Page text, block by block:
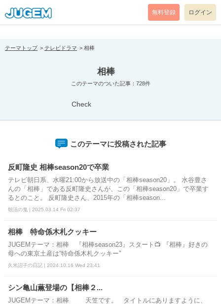
[pear_error: message="Success" code=0 mode=return level=notice
prefix="" info=""]DB Error: no database selected
無料登録 ログイン
テーマトップ テレビドラマ 相棒
相棒
このテーマのついた記事：728件
Check
このテーマに投稿された記事
反町隆史 相棒season20で卒業
テレビ朝日系、水曜21:00から放送中の「相棒season20」。 水谷豊さ
んの「相棒」である反町隆史さんが、この「相棒season20」で卒業す
るとのこと。 反町隆史さん、2015年の「相棒season...
朝活の鬼 | 2025.03.14 Fri 02:37
相棒 特命係木札クッキー
JUGEMテーマ：相棒 『相棒season23』スタート📺 『相棒』好きの
母への東京土産は“特命係木札クッキー”
久米詔子の日記 | 2024.10.16 Wed 23:41
シン亀山薫登場の【相棒２...
JUGEMテーマ：相棒 天笠です。 タイトルにありますように、